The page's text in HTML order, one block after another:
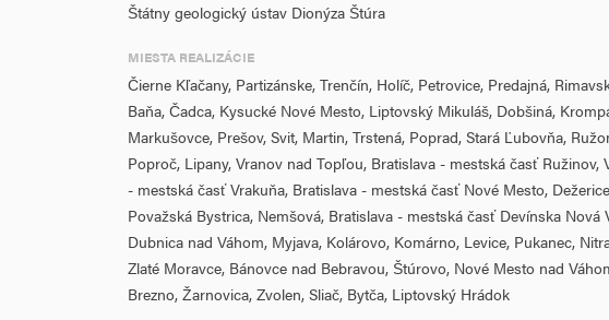
• sanácia environmentálnych záťaží na vybraných lokalitách
• pravdepodobné environmentálne záťaže – prieskum na
SR.
Cieľ geologickej úlohy bude dosiahnutý realizáciou rôznych druhov
Pôjde predovšetkým o prípravné práce a návrh programu
vzoriek, terénne merania a laboratórne práce; účelové dobudovanie
(na vybraných lokalitách); aktualizáciu situačných modelov jednotlivých
základe nových výsledkov; priebežné vyhodnocovanie a záverečné
výsledkov monitorovania. Geologické práce budú realizované v súlade s
Štátny geologický ústav Dionýza Štúra
MIESTA REALIZÁCIE
Čierne Kľačany, Partizánske, Trenčín, Holíč, Petrovice, Predajná,
Baňa, Čadca, Kysucké Nové Mesto, Liptovský Mikuláš, Dobšiná,
Markušovce, Prešov, Svit, Martin, Trstená, Poprad, Stará Ľubovňa,
Poproč, Lipany, Vranov nad Topľou, Bratislava - mestská časť Ružinov,
- mestská časť Vrakuňa, Bratislava - mestská časť Nové Mesto,
Považská Bystrica, Nemšová, Bratislava - mestská časť Devínska Nová
Dubnica nad Váhom, Myjava, Kolárovo, Komárno, Levice, Pukanec,
Zlaté Moravce, Bánovce nad Bebravou, Štúrovo, Nové Mesto nad
Brezno, Žarnovica, Zvolen, Sliač, Bytča, Liptovský Hrádok